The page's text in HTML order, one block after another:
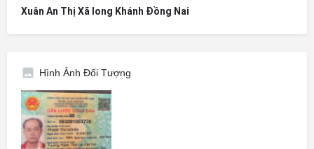
Xuân An Thị Xã long Khánh Đồng Nai
Hình Ảnh Đối Tượng